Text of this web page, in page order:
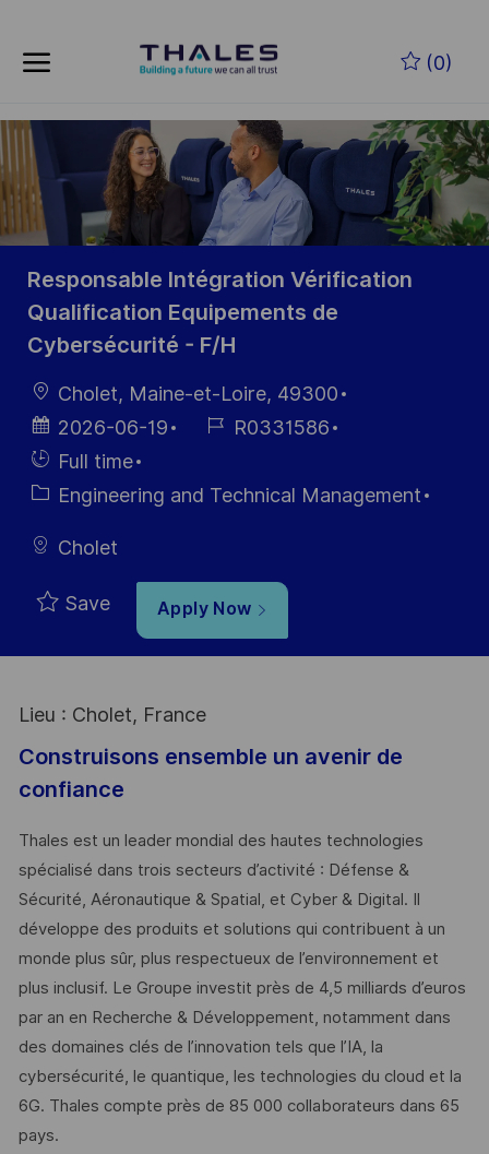
(0)
-
Responsable Intégration Vérification
Qualification Equipements de
Cybersécurité - F/H
LocationCholet, Maine-et-Loire, 49300
Posted
Date
2026-06-19
Job R0331586
Hiring
Type
Full time
CategoryEngineering and Technical Management
Cholet
Save Apply Now
Lieu : Cholet, France
Construisons ensemble un avenir de
confiance
Thales est un leader mondial des hautes technologies
spécialisé dans trois secteurs d’activité : Défense &
Sécurité, Aéronautique & Spatial, et Cyber & Digital. Il
développe des produits et solutions qui contribuent à un
monde plus sûr, plus respectueux de l’environnement et
plus inclusif. Le Groupe investit près de 4,5 milliards d’euros
par an en Recherche & Développement, notamment dans
des domaines clés de l’innovation tels que l’IA, la
cybersécurité, le quantique, les technologies du cloud et la
6G. Thales compte près de 85 000 collaborateurs dans 65
pays. ​